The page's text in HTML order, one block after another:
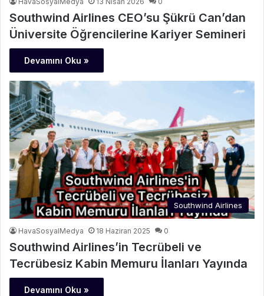
Southwind Airlines CEO’su Şükrü Can’dan
Üniversite Öğrencilerine Kariyer Semineri
Devamını Oku »
Southwind Airlines
HavaSosyalMedya 18 Haziran 2025 0
Southwind Airlines’in Tecrübeli ve
Tecrübesiz Kabin Memuru İlanları Yayında
Devamını Oku »